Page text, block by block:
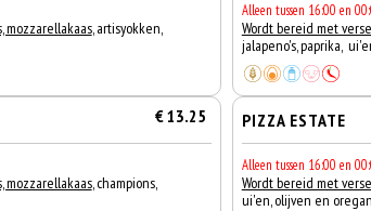
mozzarellakaas, artisyokken,
Alleen tussen 16:00 en
Wordt bereid met
jalapeno's, paprika,
€ 13.25
mozzarellakaas, champions,
PIZZA ESTATE
Alleen tussen 16:00 en
Wordt bereid met
ui'en, olijven en